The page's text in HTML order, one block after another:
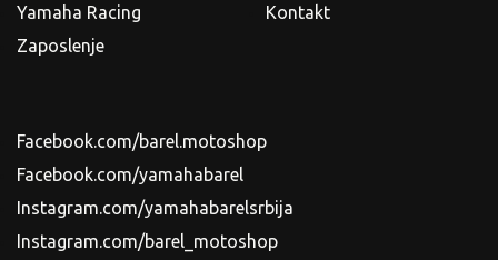
Yamaha Racing
Zaposlenje
Kontakt
Facebook.com/barel.motoshop
Facebook.com/yamahabarel
Instagram.com/yamahabarelsrbija
Instagram.com/barel_motoshop